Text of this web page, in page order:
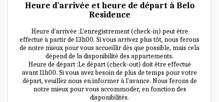
Heure d'arrivée et heure de départ à Belo
Residence
Heure d'arrivée :L'enregistrement (check-in) peut être
effectué à partir de 13h00. Si vous arrivez plus tôt, nous ferons
de notre mieux pour vous accueillir dès que possible, mais cela
dépend de la disponibilité des appartements.
Heure de départ :Le départ (check-out) doit être effectué
avant 11h00. Si vous avez besoin de plus de temps pour votre
départ, veuillez nous en informer à l'avance. Nous ferons de
notre mieux pour vous accommoder, en fonction des
disponibilités.